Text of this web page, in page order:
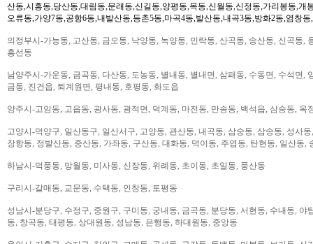
산동,시흥동,당산동,대림동,문래동,신길동,양평동,목동,신월동,신정동,가리봉동,개
오류동,가양7동,공항6동,내발산동,등촌5동,마곡4동,발산동,내곡3동,방화2동,염창동
의정부시-가능동, 고산동, 금오동, 낙양동, 녹양동, 민락동, 산곡동, 송산동, 신곡동,
흥선동
남양주시-가운동, 금곡동, 다산동, 도농동, 별내동, 별내면, 삼패동, 수동면, 수석면,
금동, 진건읍, 퇴계원면, 평내동, 호평동, 화도읍
양주시-고암동, 고읍동, 광사동, 광적면, 덕계동, 마전동, 만송동, 백석읍, 삼숭동, 옥
고양시-덕양구, 일산동구, 일산서구, 고양동, 관산동, 내곡동, 삼숭동, 삼송동, 성사
장항동, 정발산동, 중산동, 가좌동, 구산동, 대화동, 덕이동, 주엽동, 탄현동, 일산동,
하남시-덕풍동, 망월동, 미사동, 신장동, 위례동, 초이동, 초일동, 풍산동
구리시-갈매동, 교문동, 수택동, 인창동, 토평동
성남시-분당구, 수정구, 중원구, 구미동, 궁내동, 금곡동, 분당동, 서현동, 수내동,
동, 창곡동, 태평동, 상대원동, 성남동, 은행동, 하대원동, 중앙동